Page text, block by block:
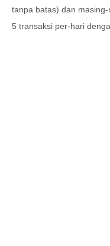
tanpa batas) dan
5 transaksi per-hari